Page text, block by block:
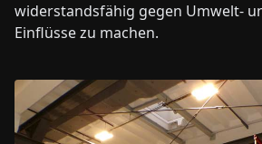
widerstandsfähig gegen Umwelt-
Einflüsse zu machen.